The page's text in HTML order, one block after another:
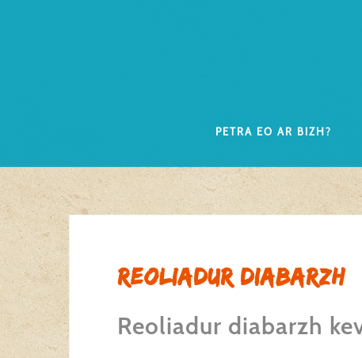
Petra eo ar Bizh?
Reoliadur diabarzh
Reoliadur diabarzh